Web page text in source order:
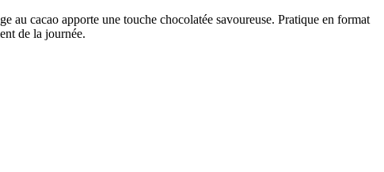
cacao apporte une touche chocolatée savoureuse. Pratique en format
de la journée.